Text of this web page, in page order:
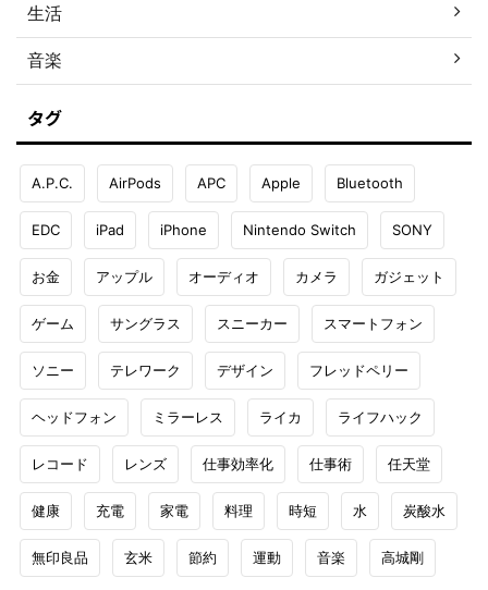
生活
音楽
タグ
A.P.C. AirPods APC Apple Bluetooth
EDC iPad iPhone Nintendo Switch SONY
お金 アップル オーディオ カメラ ガジェット
ゲーム サングラス スニーカー スマートフォン
ソニー テレワーク デザイン フレッドペリー
ヘッドフォン ミラーレス ライカ ライフハック
レコード レンズ 仕事効率化 仕事術 任天堂
健康 充電 家電 料理 時短 水 炭酸水
無印良品 玄米 節約 運動 音楽 高城剛